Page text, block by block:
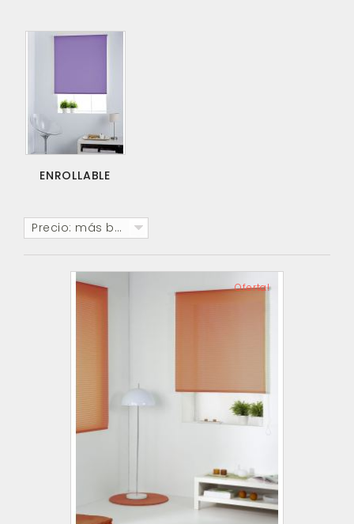
ENROLLABLE
Precio: más baratos primero
Oferta!